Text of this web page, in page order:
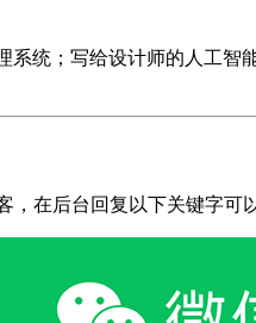
系统；写给设计师的人工智
，在后台回复以下关键字可